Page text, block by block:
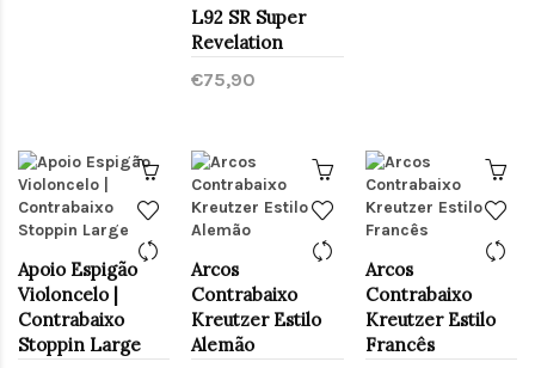
L92 SR Super
Revelation
€75,90
Apoio Espigão
Violoncelo |
Contrabaixo
Stoppin Large
Arcos
Contrabaixo
Kreutzer Estilo
Alemão
Arcos
Contrabaixo
Kreutzer Estilo
Francês